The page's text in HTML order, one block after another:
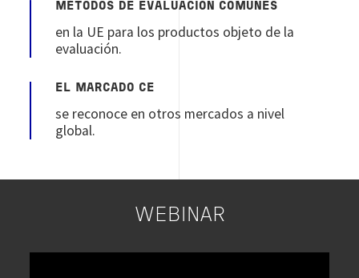
MÉTODOS DE EVALUACIÓN COMUNES
en la UE para los productos objeto de la
evaluación.
EL MARCADO CE
se reconoce en otros mercados a nivel
global.
WEBINAR